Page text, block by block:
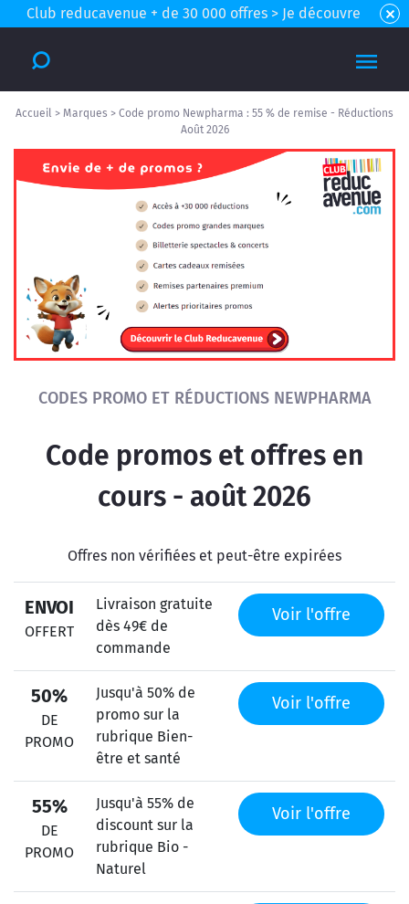
Club reducavenue + de 30 000 offres > Je découvre
Accueil > Marques > Code promo Newpharma : 55 % de remise - Réductions
Août 2026
CODES PROMO ET RÉDUCTIONS NEWPHARMA
Code promos et offres en
cours - août 2026
Offres non vérifiées et peut-être expirées
ENVOI
OFFERT
Livraison gratuite
dès 49€ de
commande
Voir l'offre
50%
DE
PROMO
Jusqu'à 50% de
promo sur la
rubrique Bien-
être et santé
Voir l'offre
55%
DE
PROMO
Jusqu'à 55% de
discount sur la
rubrique Bio -
Naturel
Voir l'offre